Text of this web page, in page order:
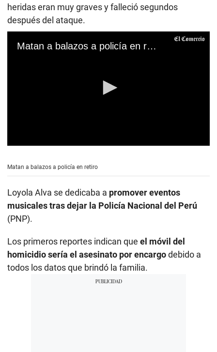
heridas eran muy graves y falleció segundos
después del ataque.
Matan a balazos a policía en retiro
e
n
d
s
o
f
1
n
u
t
e
Matan a balazos a policía en retiro
Loyola Alva se dedicaba a promover eventos
musicales tras dejar la Policía Nacional del Perú
(PNP).
Los primeros reportes indican que el móvil del
homicidio sería el asesinato por encargodebido a
todos los datos que brindó la familia.